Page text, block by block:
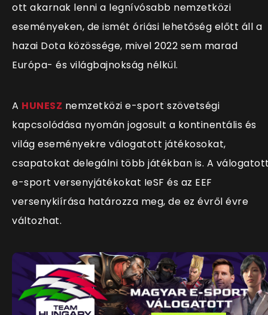
ott akarnak lenni a legnívósabb nemzetközi
eseményeken, de ismét óriási lehetőség előtt áll a
hazai Dota közössége, mivel 2022 sem marad
Európa- és világbajnokság nélkül.
A HUNESZ nemzetközi e-sport szövetségi
kapcsolódása nyomán jogosult a kontinentális és
világ eseményekre válogatott játékosokat,
csapatokat delegálni több játékban is. A
e-sport versenyjátékokat IeSF és az EEF
versenykiírása határozza meg, de ez évről évre
változhat.